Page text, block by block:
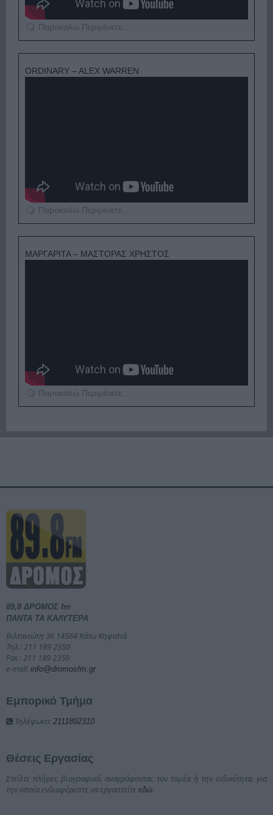
Παρακαλώ Περιμένετε...
ORDINARY – ALEX WARREN
Παρακαλώ Περιμένετε...
ΜΑΡΓΑΡΙΤΑ – ΜΑΣΤΟΡΑΣ ΧΡΗΣΤΟΣ
Παρακαλώ Περιμένετε...
89,8 ΔΡΟΜΟΣ fm
ΠΑΝΤΑ ΤΑ ΚΑΛΥΤΕΡΑ
Βιλτανιώτη 36 14564 Κάτω Κηφισιά
Τηλ.: 211 189 2350
Fax.: 211 189 2359
e-mail: info@dromosfm.gr
Εμπορικό Τμήμα
Τηλέφωνο: 2111892310
Θέσεις Εργασίας
Στείλτε πλήρες βιογραφικό, αναγράφοντας τον τομέα ή την ειδικότητα, για
την οποία ενδιαφέρεστε να εργαστείτε εδώ.